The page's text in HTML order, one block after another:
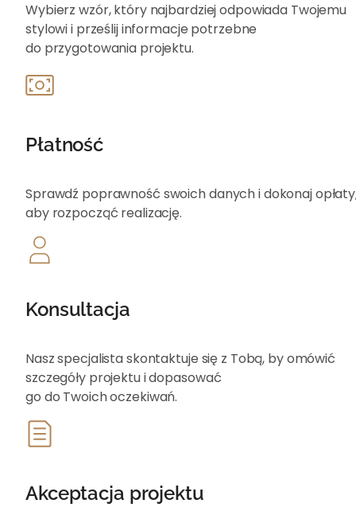
Wybierz wzór, który najbardziej odpowiada Twojemu
stylowi i prześlij informacje potrzebne
do przygotowania projektu.
Płatność
Sprawdź poprawność swoich danych i dokonaj
aby rozpocząć realizację.
Konsultacja
Nasz specjalista skontaktuje się z Tobą, by omówić
szczegóły projektu i dopasować
go do Twoich oczekiwań.
Akceptacja projektu